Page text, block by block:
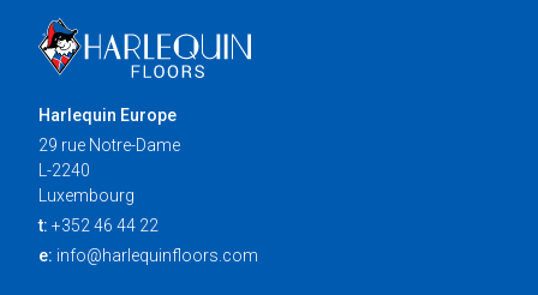
Harlequin Europe
29 rue Notre-Dame
L-2240
Luxembourg
t: +352 46 44 22
e: info@harlequinfloors.com